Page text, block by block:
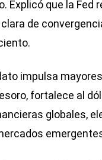
Explicó que la Fed
de
impulsa
fortalece al
globales,